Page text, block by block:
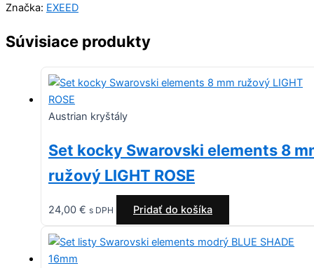
Značka: EXEED
Súvisiace produkty
Austrian kryštály
Set kocky Swarovski elements 8
ružový LIGHT ROSE
24,00 € s DPH Pridať do košíka